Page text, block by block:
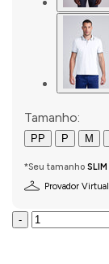
Tamanho:
PP P M
*Seu tamanho SLIM
Provador Virtual
-